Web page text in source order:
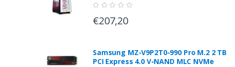
€207,20
Samsung MZ-V9P2T0-990 Pro M.2 2 TB
PCI Express 4.0 V-NAND MLC NVMe